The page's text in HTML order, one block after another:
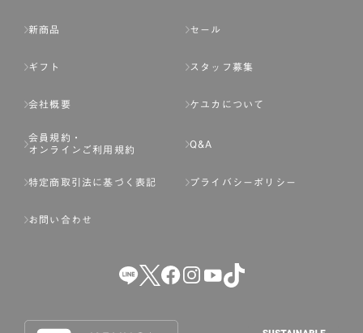
新商品 セール
ギフト スタッフ募集
会社概要 ケユカについて
会員規約・
オンラインご利用規約
Q&A
特定商取引法に基づく表記 プライバシーポリシー
お問い合わせ